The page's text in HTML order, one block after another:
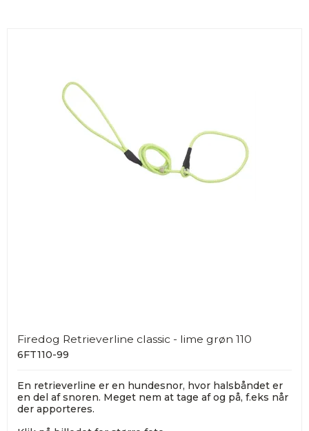
Firedog Retrieverline classic - lime grøn 110
6FT110-99
En retrieverline er en hundesnor, hvor halsbåndet er
en del af snoren. Meget nem at tage af og på, f.eks når
der apporteres.